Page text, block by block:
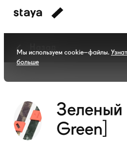
Коллекция
Зеленый
[Moss
Green] Зеленый
Green]
Мы используем cookie–файлы.
больше